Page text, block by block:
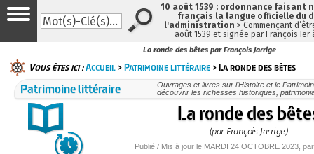
La ronde des bêtes par François Jarrige
Vous êtes ici :Accueil >Patrimoine littéraire > La ronde des bêtes
Patrimoine littéraire
Ouvrages et livres sur l’Histoire et le
découvrir les richesses historiques,
La ronde des
(par François Jarrige)
Publié / Mis à jour le MARDI 24 OCTOBRE 2023 ,
10 août 1539 : ordonnance faisant
français la langue officielle du
l'administration > Commençant
août 1539 et signée par François